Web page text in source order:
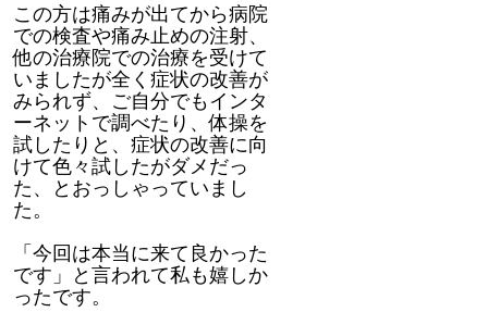
この方は痛みが出てから病院
での検査や痛み止めの注射、
他の治療院での治療を受けて
いましたが全く症状の改善が
みられず、ご自分でもインタ
ーネットで調べたり、体操を
試したりと、症状の改善に向
けて色々試したがダメだっ
た、とおっしゃっていまし
た。
「今回は本当に来て良かった
です」と言われて私も嬉しか
ったです。